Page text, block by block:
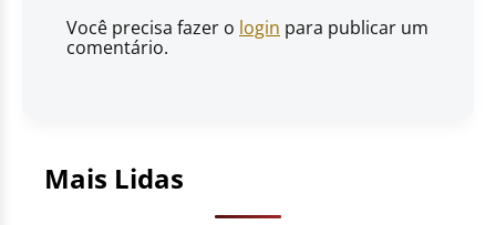
Você precisa fazer o login para publicar um
comentário.
Mais Lidas